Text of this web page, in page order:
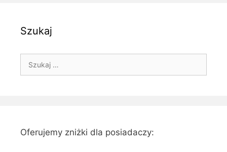
Szukaj
Oferujemy zniżki dla posiadaczy: